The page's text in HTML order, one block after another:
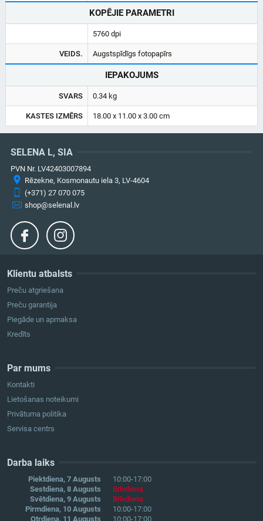
KOPĒJIE PARAMETRI
5760 dpi
VEIDS. Augstspīdīgs fotopapīrs
IEPAKOJUMS
SVARS 0.34 kg
KASTES IZMĒRS 18.00 x 11.00 x 3.00 cm
Klientu atbalsts
Preču atgriešana
Preču garantija
Piegāde un apmaksa
Kredīts
Par mums
Kontakti
Lietošanas noteikumi
Privātuma politika
Servisa centrs
Darba laiks
Piektdiena, 7 Augusts
10:00-17:00
Sestdiena, 8 Augusts
Brīvdiena
Svētdiena, 9 Augusts
Brīvdiena
Pirmdiena, 10 Augusts
10:00-17:00
Otrdiena, 11 Augusts
10:00-17:00
SELENA L, SIA
PVN Nr. LV42403007894
Rēzekne, Kosmonautu iela 3, LV-4604
(+371) 27 070 075
shop@selenal.lv